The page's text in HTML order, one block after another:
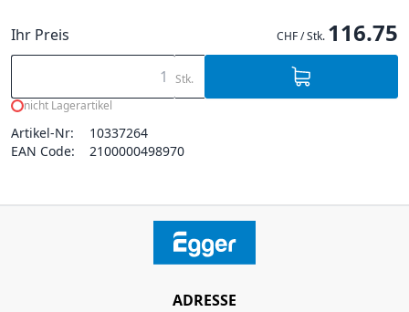
Ihr Preis CHF / Stk. 116.75
Stk.
nicht Lagerartikel
Artikel-Nr:
10337264
EAN Code:
2100000498970
ADRESSE